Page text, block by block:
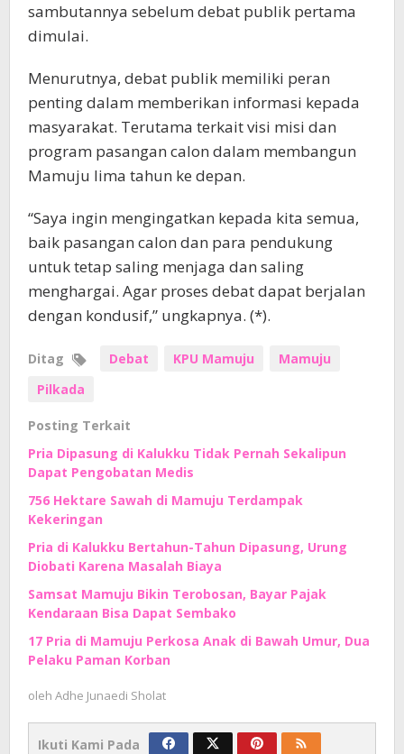
sambutannya sebelum debat publik pertama
dimulai.
Menurutnya, debat publik memiliki peran
penting dalam memberikan informasi kepada
masyarakat. Terutama terkait visi misi dan
program pasangan calon dalam membangun
Mamuju lima tahun ke depan.
“Saya ingin mengingatkan kepada kita semua,
baik pasangan calon dan para pendukung
untuk tetap saling menjaga dan saling
menghargai. Agar proses debat dapat berjalan
dengan kondusif,” ungkapnya. (*).
Ditag Debat KPU Mamuju
Mamuju
Pilkada
Posting Terkait
Pria Dipasung di Kalukku Tidak Pernah Sekalipun
Dapat Pengobatan Medis
756 Hektare Sawah di Mamuju Terdampak
Kekeringan
Pria di Kalukku Bertahun-Tahun Dipasung, Urung
Diobati Karena Masalah Biaya
Samsat Mamuju Bikin Terobosan, Bayar Pajak
Kendaraan Bisa Dapat Sembako
17 Pria di Mamuju Perkosa Anak di Bawah Umur, Dua
Pelaku Paman Korban
oleh Adhe Junaedi Sholat
Ikuti Kami Pada